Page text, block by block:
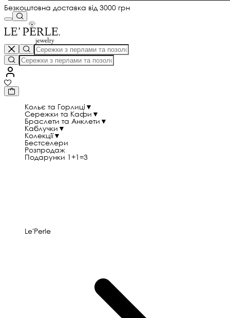
Безкоштовна доставка від 3000 грн
Кольє та Горлиці ▼
Сережки та Кафи ▼
Браслети та Анклети ▼
Каблучки ▼
Колекції▼
Бестселери
Розпродаж
Подарунки 1+1=3
Le'Perle